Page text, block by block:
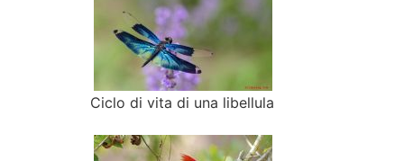
Ciclo di vita di una libellula